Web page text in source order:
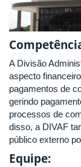
A Divisão
aspecto
pagamentos de
gerindo
processos de
disso, a DIVAF
público externo
Equipe: